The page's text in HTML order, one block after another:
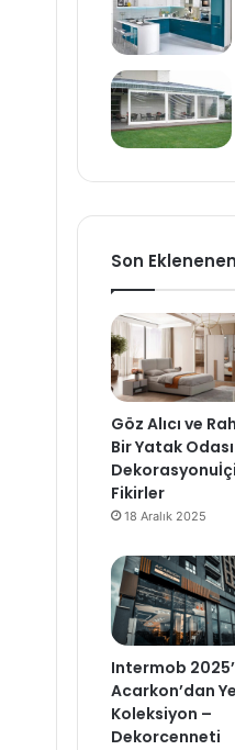
Son
Göz Alıcı ve
Bir Yatak Odası
Fikirler
18 Aralık 2025
Intermob
Acarkon’dan
Koleksiyon –
Dekorcenneti